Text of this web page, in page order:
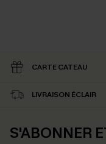
CARTE CATEAU
LIVRAISON ÉCLAIR
S'ABONNER